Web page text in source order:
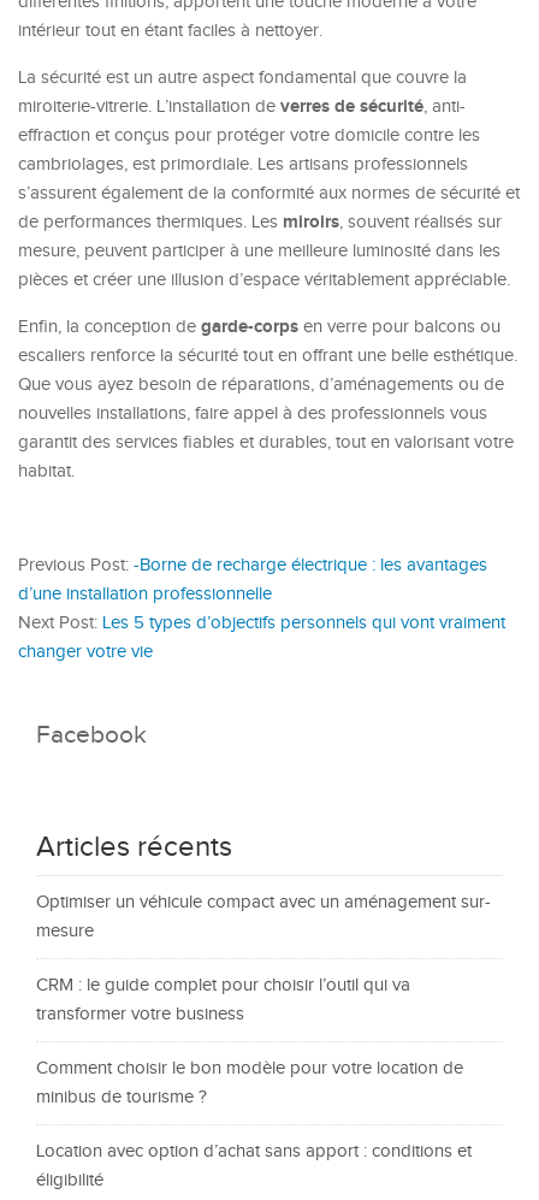
intérieur tout en étant faciles à nettoyer.
La sécurité est un autre aspect fondamental que couvre la
miroiterie-vitrerie. L’installation de verres de sécurité, anti-
effraction et conçus pour protéger votre domicile contre les
cambriolages, est primordiale. Les artisans professionnels
s’assurent également de la conformité aux normes de sécurité et
de performances thermiques. Les miroirs, souvent réalisés sur
mesure, peuvent participer à une meilleure luminosité dans les
pièces et créer une illusion d’espace véritablement appréciable.
Enfin, la conception de garde-corps en verre pour balcons ou
escaliers renforce la sécurité tout en offrant une belle esthétique.
Que vous ayez besoin de réparations, d’aménagements ou de
nouvelles installations, faire appel à des professionnels vous
garantit des services fiables et durables, tout en valorisant votre
habitat.
Previous Post: -Borne de recharge électrique : les avantages
d’une installation professionnelle
Next Post: Les 5 types d’objectifs personnels qui vont vraiment
changer votre vie
Facebook
Articles récents
Optimiser un véhicule compact avec un aménagement sur-
mesure
CRM : le guide complet pour choisir l’outil qui va
transformer votre business
Comment choisir le bon modèle pour votre location de
minibus de tourisme ?
Location avec option d’achat sans apport : conditions et
éligibilité